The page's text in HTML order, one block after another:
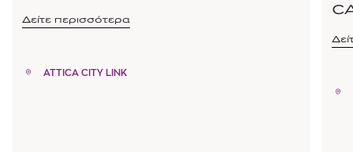
Δείτε περισσότερα
ATTICA CITY LINK